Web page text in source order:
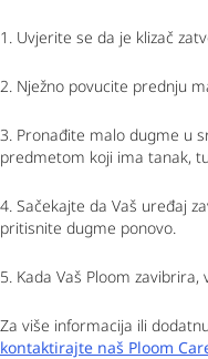
1. Uvjerite se da je klizač
2. Nježno povucite prednju
3. Pronađite malo dugme u
predmetom koji ima tanak,
4. Sačekajte da Vaš uređaj
pritisnite dugme ponovo.
5. Kada Vaš Ploom
Za više informacija ili
kontaktirajte naš Ploom